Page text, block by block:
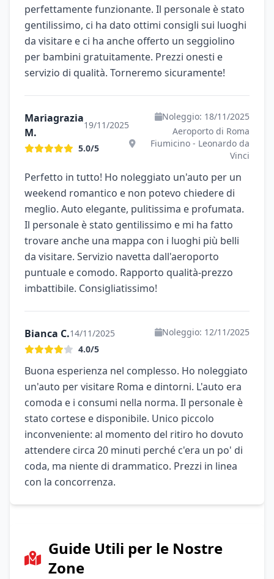
perfettamente funzionante. Il personale è stato
gentilissimo, ci ha dato ottimi consigli sui luoghi
da visitare e ci ha anche offerto un seggiolino
per bambini gratuitamente. Prezzi onesti e
servizio di qualità. Torneremo sicuramente!
Mariagrazia
M.
19/11/2025
5.0/5
Noleggio: 18/11/2025
Aeroporto di Roma
Fiumicino - Leonardo da
Vinci
Perfetto in tutto! Ho noleggiato un'auto per un
weekend romantico e non potevo chiedere di
meglio. Auto elegante, pulitissima e profumata.
Il personale è stato gentilissimo e mi ha fatto
trovare anche una mappa con i luoghi più belli
da visitare. Servizio navetta dall'aeroporto
puntuale e comodo. Rapporto qualità-prezzo
imbattibile. Consigliatissimo!
Bianca C.14/11/2025
4.0/5
Noleggio: 12/11/2025
Buona esperienza nel complesso. Ho noleggiato
un'auto per visitare Roma e dintorni. L'auto era
comoda e i consumi nella norma. Il personale è
stato cortese e disponibile. Unico piccolo
inconveniente: al momento del ritiro ho dovuto
attendere circa 20 minuti perché c'era un po' di
coda, ma niente di drammatico. Prezzi in linea
con la concorrenza.
Guide Utili per le Nostre
Zone